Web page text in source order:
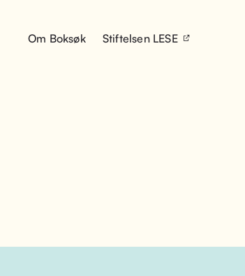
Om Boksøk Stiftelsen LESE